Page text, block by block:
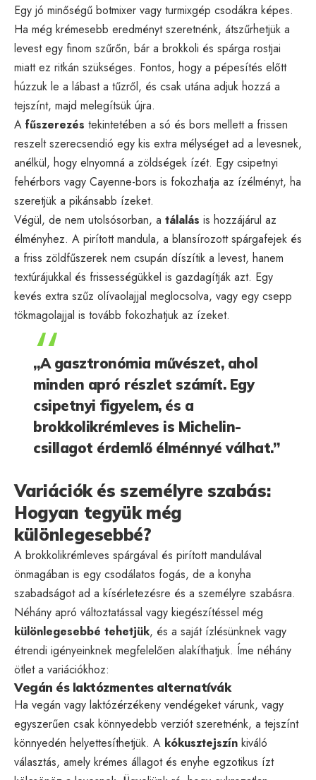
Egy jó minőségű botmixer vagy turmixgép csodákra képes.
Ha még krémesebb eredményt szeretnénk, átszűrhetjük a
levest egy finom szűrőn, bár a brokkoli és spárga rostjai
miatt ez ritkán szükséges. Fontos, hogy a pépesítés előtt
húzzuk le a lábast a tűzről, és csak utána adjuk hozzá a
tejszínt, majd melegítsük újra.
A fűszerezés tekintetében a só és bors mellett a frissen
reszelt szerecsendió egy kis extra mélységet ad a levesnek,
anélkül, hogy elnyomná a zöldségek ízét. Egy csipetnyi
fehérbors vagy Cayenne-bors is fokozhatja az ízélményt, ha
szeretjük a pikánsabb ízeket.
Végül, de nem utolsósorban, a tálalás is hozzájárul az
élményhez. A pirított mandula, a blansírozott spárgafejek és
a friss zöldfűszerek nem csupán díszítik a levest, hanem
textúrájukkal és frissességükkel is gazdagítják azt. Egy
kevés extra szűz olívaolajjal meglocsolva, vagy egy csepp
tökmagolajjal is tovább fokozhatjuk az ízeket.
„A gasztronómia művészet, ahol
minden apró részlet számít. Egy
csipetnyi figyelem, és a
brokkolikrémleves is Michelin-
csillagot érdemlő élménnyé válhat.”
Variációk és személyre szabás:
Hogyan tegyük még
különlegesebbé?
A brokkolikrémleves spárgával és pirított mandulával
önmagában is egy csodálatos fogás, de a konyha
szabadságot ad a kísérletezésre és a személyre szabásra.
Néhány apró változtatással vagy kiegészítéssel még
különlegesebbé tehetjük, és a saját ízlésünknek vagy
étrendi igényeinknek megfelelően alakíthatjuk. Íme néhány
ötlet a variációkhoz:
Vegán és laktózmentes alternatívák
Ha vegán vagy laktózérzékeny vendégeket várunk, vagy
egyszerűen csak könnyedebb verziót szeretnénk, a tejszínt
könnyedén helyettesíthetjük. A kókusztejszín kiváló
választás, amely krémes állagot és enyhe egzotikus ízt